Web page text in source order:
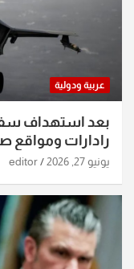
عربية ودولية
بعد استهداف
رادارات ومواقع
الساعات الماضية
يونيو 27, 2026 editor